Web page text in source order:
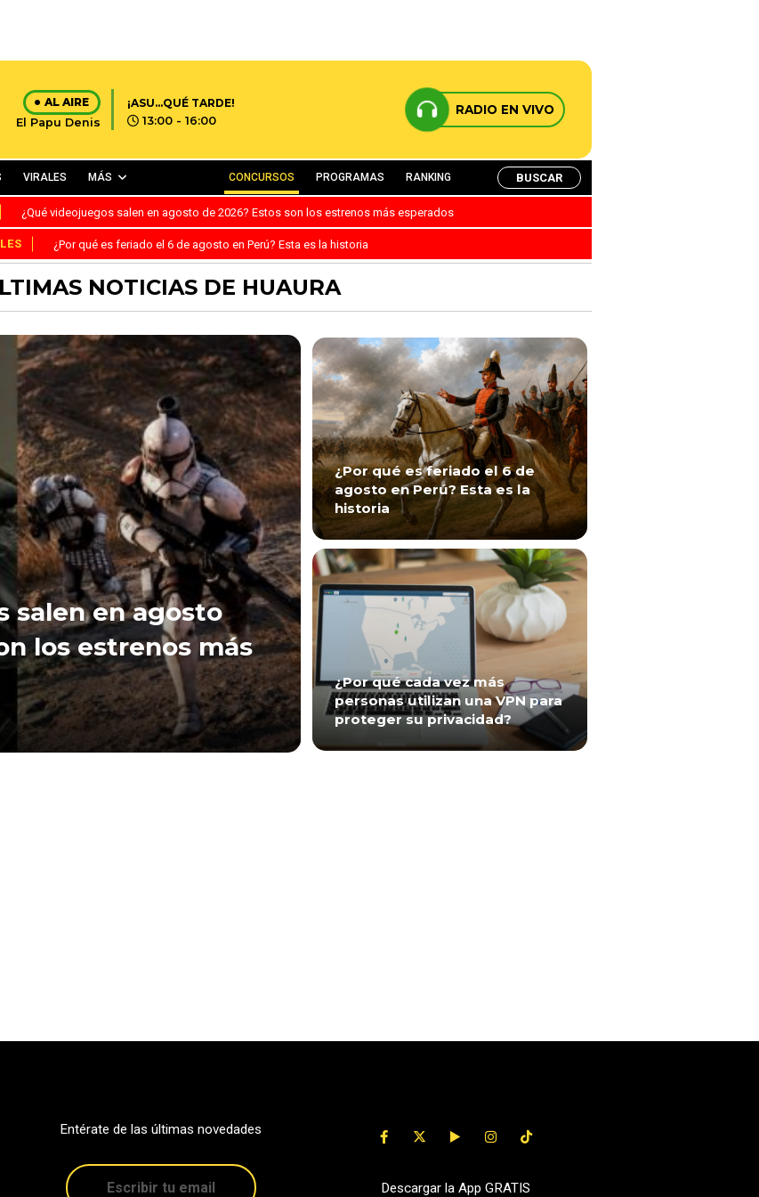
AL AIRE
El Papu Denis
¡ASU...QUÉ TARDE!
13:00 - 16:00
RADIO EN VIVO
VIRALES MÁS CONCURSOS PROGRAMAS RANKING BUSCAR
¿Qué videojuegos salen en agosto de 2026? Estos son los estrenos más esperados
¿Por qué es feriado el 6 de agosto en Perú? Esta es la historia
NOTICIAS DE HUAURA
salen en agosto
los estrenos más
¿Por qué es feriado el 6 de
agosto en Perú? Esta es la
historia
¿Por qué cada vez más
personas utilizan una VPN para
proteger su privacidad?
Entérate de las últimas novedades
Descargar la App GRATIS